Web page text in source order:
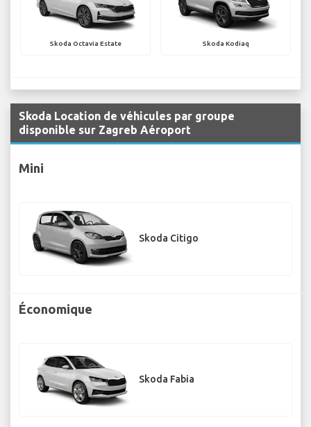
Skoda Octavia Estate Skoda Kodiaq
Skoda Location de véhicules par groupe
disponible sur Zagreb Aéroport
Mini
Skoda Citigo
Économique
Skoda Fabia